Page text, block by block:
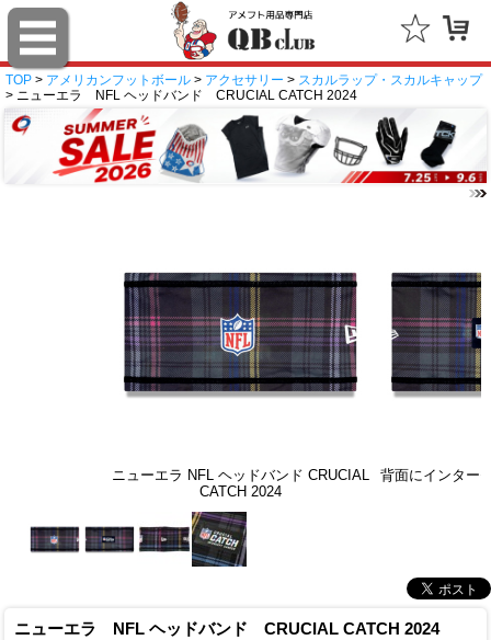
TOP > アメリカンフットボール > アクセサリー > スカルラップ・スカルキャップ
> ニューエラ NFL ヘッドバンド CRUCIAL CATCH 2024
ニューエラ NFL ヘッドバンド CRUCIAL
CATCH 2024
背面にインター
ニューエラ NFL ヘッドバンド CRUCIAL CATCH 2024